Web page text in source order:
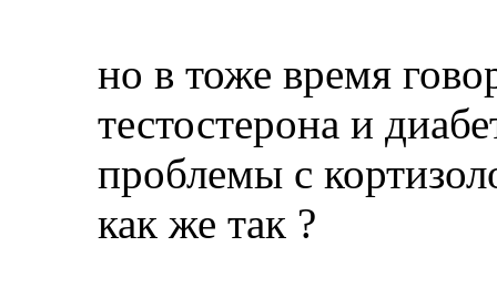
но в тоже время
тестостерона и
проблемы с
как же так ?